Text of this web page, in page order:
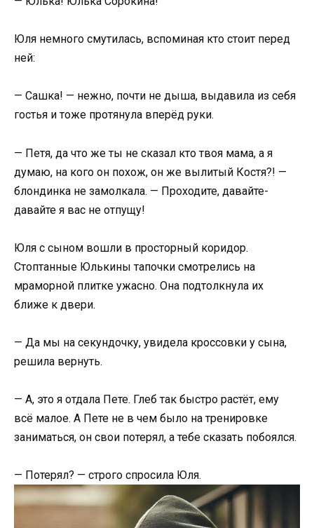
Юля немного смутилась, вспоминая кто стоит перед
ней:
— Сашка! — нежно, почти не дыша, выдавила из себя
гостья и тоже протянула вперёд руки.
— Петя, да что же ты не сказал кто твоя мама, а я
думаю, на кого он похож, он же вылитый Костя?! —
блондинка не замолкала. — Проходите, давайте-
давайте я вас не отпущу!
Юля с сыном вошли в просторный коридор.
Стоптанные Юлькины тапочки смотрелись на
мраморной плитке ужасно. Она подтолкнула их
ближе к двери.
— Да мы на секундочку, увидела кроссовки у сына,
решила вернуть.
— А, это я отдала Пете. Глеб так быстро растёт, ему
всё малое. А Пете не в чем было на тренировке
заниматься, он свои потерял, а тебе сказать побоялся.
— Потерял? — строго спросила Юля.